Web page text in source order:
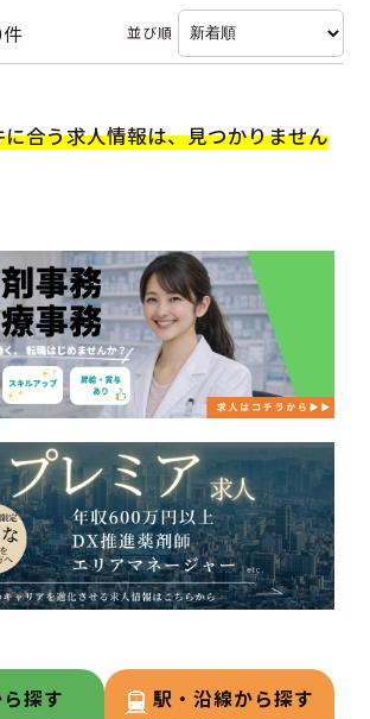
並び順
合う求人情報は、見つかりません
探す 駅・沿線から探す